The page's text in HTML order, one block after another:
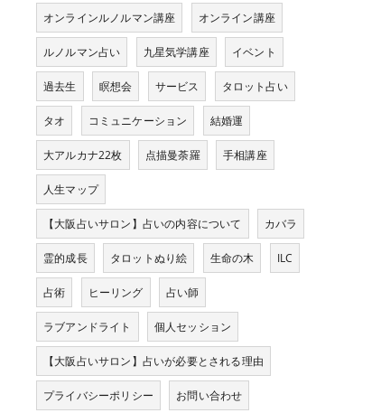
オンラインルノルマン講座 オンライン講座
ルノルマン占い 九星気学講座 イベント
過去生 瞑想会 サービス タロット占い
タオ コミュニケーション 結婚運
大アルカナ22枚 点描曼荼羅 手相講座
人生マップ
【大阪占いサロン】占いの内容について カバラ
霊的成長 タロットぬり絵 生命の木 ILC
占術 ヒーリング 占い師
ラブアンドライト 個人セッション
【大阪占いサロン】占いが必要とされる理由
プライバシーポリシー お問い合わせ